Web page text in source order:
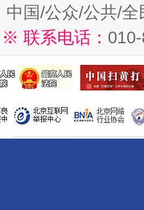
中国/公众/公共/
※ 联系电话：